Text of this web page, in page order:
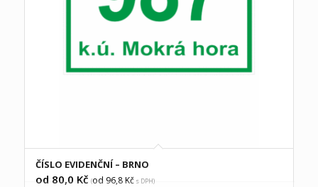
ČÍSLO EVIDENČNÍ – BRNO
od 80,0 Kč (od 96,8Kčs DPH)